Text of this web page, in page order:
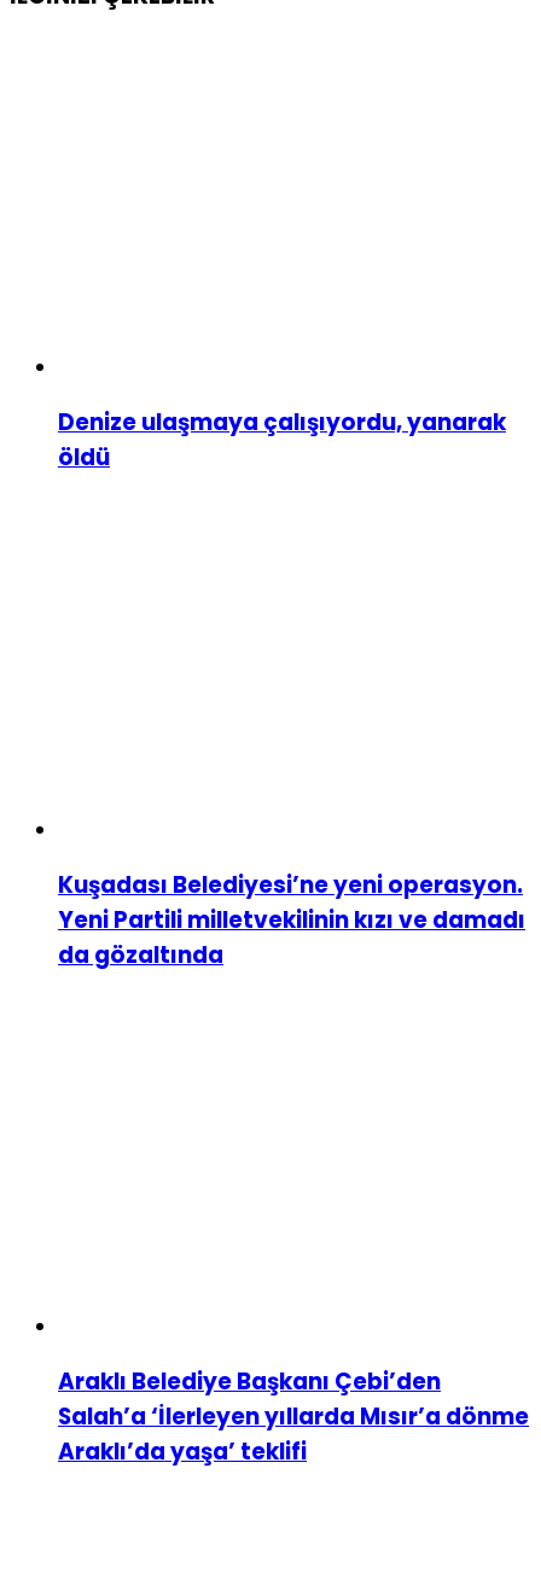
Denize ulaşmaya çalışıyordu, yanarak
öldü
Kuşadası Belediyesi’ne yeni operasyon.
Yeni Partili milletvekilinin kızı ve damadı
da gözaltında
Araklı Belediye Başkanı Çebi’den
Salah’a ‘İlerleyen yıllarda Mısır’a dönme
Araklı’da yaşa’ teklifi